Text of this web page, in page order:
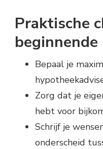
Praktische
Bepaal je
Zorg dat je
hebt voor
Schrijf je
onderscheid